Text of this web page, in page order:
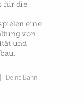
für die
eine
von
und
Deine Bahn